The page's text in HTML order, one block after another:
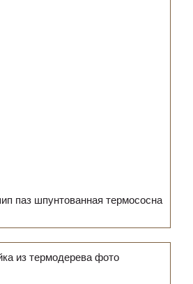
паз шпунтованная термососна